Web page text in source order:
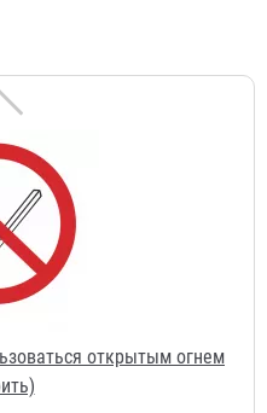
открытым огнем